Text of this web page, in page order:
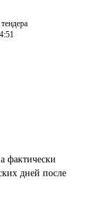
фактически
дней после